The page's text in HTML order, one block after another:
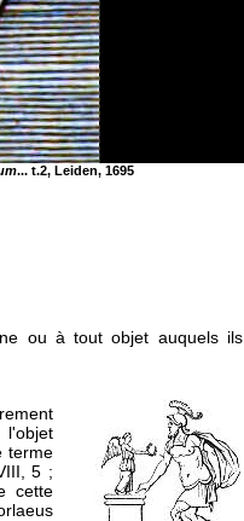
... t.2, Leiden, 1695
ou à tout objet auquels ils
l'objet
terme
5 ;
cette